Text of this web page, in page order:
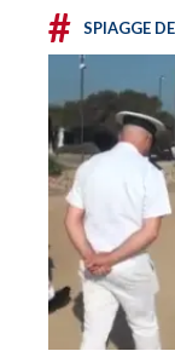
# SPIAGGE